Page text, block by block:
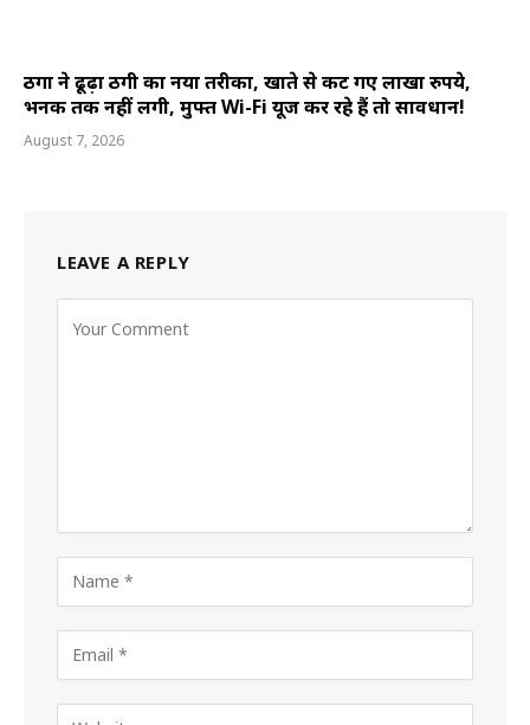
ठगों ने ढूढ़ा ठगी का नया तरीका, खाते से कट गए लाखों रुपये,
भनक तक नहीं लगी, मुफ्त Wi-Fi यूज कर रहे हैं तो सावधान!
August 7, 2026
LEAVE A REPLY